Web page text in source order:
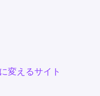
変えるサイト